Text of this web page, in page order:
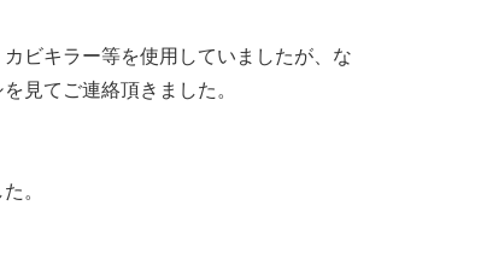
ビキラー等を使用していましたが、な
見てご連絡頂きました。
。